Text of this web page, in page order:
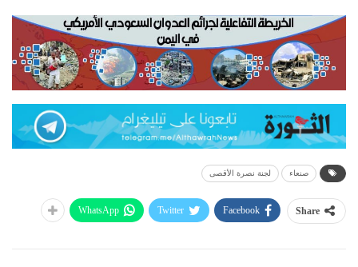
صنعاء لجنة نصرة الأقصى
Share
Facebook
Twitter
WhatsApp